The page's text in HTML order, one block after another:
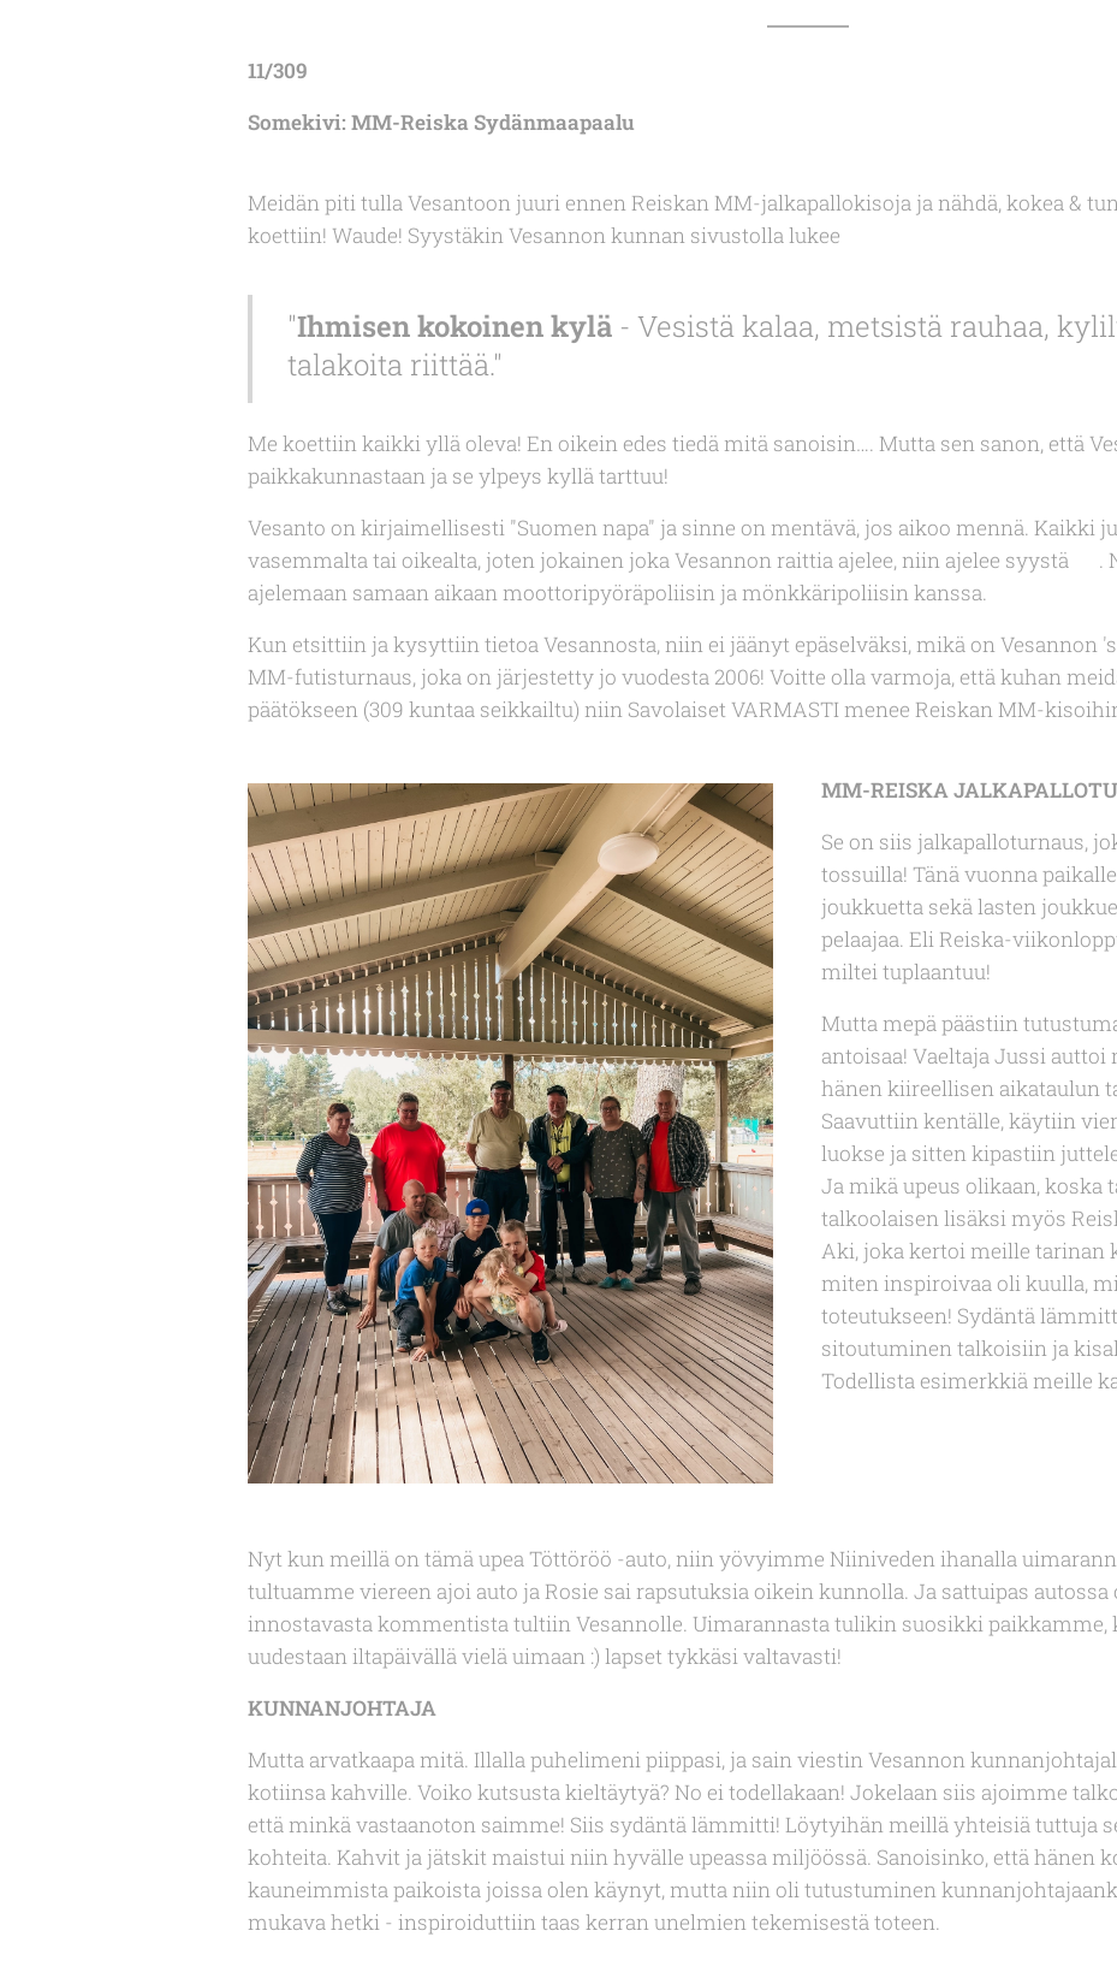
11/309
Somekivi: MM-Reiska Sydänmaapaalu
Meidän piti tulla Vesantoon juuri ennen Reiskan MM-jalkapallokisoja ja nähdä, kokea &
koettiin! Waude! Syystäkin Vesannon kunnan sivustolla lukee
"Ihmisen kokoinen kylä - Vesistä kalaa, metsistä rauhaa,
talakoita riittää."
Me koettiin kaikki yllä oleva! En oikein edes tiedä mitä sanoisin…. Mutta sen sanon, että
paikkakunnastaan ja se ylpeys kyllä tarttuu!
Vesanto on kirjaimellisesti "Suomen napa" ja sinne on mentävä, jos aikoo mennä. Kaikki
vasemmalta tai oikealta, joten jokainen joka Vesannon raittia ajelee, niin ajelee syystä
ajelemaan samaan aikaan moottoripyöräpoliisin ja mönkkäripoliisin kanssa.
Kun etsittiin ja kysyttiin tietoa Vesannosta, niin ei jäänyt epäselväksi, mikä on Vesannon
MM-futisturnaus, joka on järjestetty jo vuodesta 2006! Voitte olla varmoja, että kuhan
päätökseen (309 kuntaa seikkailtu) niin Savolaiset VARMASTI menee Reiskan MM-
MM-REISKA
Se on siis jalkapalloturnaus,
tossuilla! Tänä vuonna
joukkuetta sekä lasten
pelaajaa. Eli Reiska-
miltei tuplaantuu!
Mutta mepä päästiin
antoisaa! Vaeltaja Jussi
hänen kiireellisen aikataulun
Saavuttiin kentälle, käytiin
luokse ja sitten kipastiin
Ja mikä upeus olikaan,
talkoolaisen lisäksi myös
Aki, joka kertoi meille tarinan
miten inspiroivaa oli kuulla,
toteutukseen! Sydäntä
sitoutuminen talkoisiin ja
Todellista esimerkkiä meille
Nyt kun meillä on tämä upea Töttöröö -auto, niin yövyimme Niiniveden ihanalla
tultuamme viereen ajoi auto ja Rosie sai rapsutuksia oikein kunnolla. Ja sattuipas
innostavasta kommentista tultiin Vesannolle. Uimarannasta tulikin suosikki paikkamme,
uudestaan iltapäivällä vielä uimaan :) lapset tykkäsi valtavasti!
KUNNANJOHTAJA
Mutta arvatkaapa mitä. Illalla puhelimeni piippasi, ja sain viestin Vesannon
kotiinsa kahville. Voiko kutsusta kieltäytyä? No ei todellakaan! Jokelaan siis ajoimme
että minkä vastaanoton saimme! Siis sydäntä lämmitti! Löytyihän meillä yhteisiä tuttuja
kohteita. Kahvit ja jätskit maistui niin hyvälle upeassa miljöössä. Sanoisinko, että hänen
kauneimmista paikoista joissa olen käynyt, mutta niin oli tutustuminen
mukava hetki - inspiroiduttiin taas kerran unelmien tekemisestä toteen.